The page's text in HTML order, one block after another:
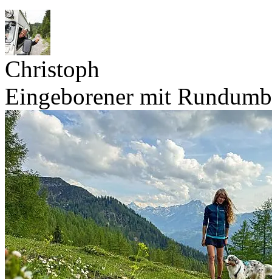
Christoph
Eingeborener mit